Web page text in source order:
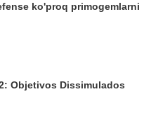
ko'proq primogemlarni
Objetivos Dissimulados